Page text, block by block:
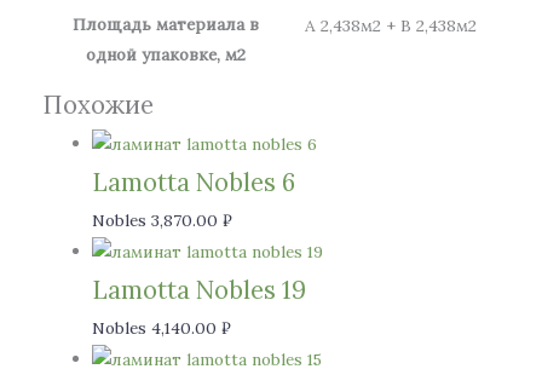
Площадь материала в
одной упаковке, м2
А 2,438м2 + В 2,438м2
Похожие
Lamotta Nobles 6
Nobles 3,870.00 ₽
Lamotta Nobles 19
Nobles 4,140.00 ₽